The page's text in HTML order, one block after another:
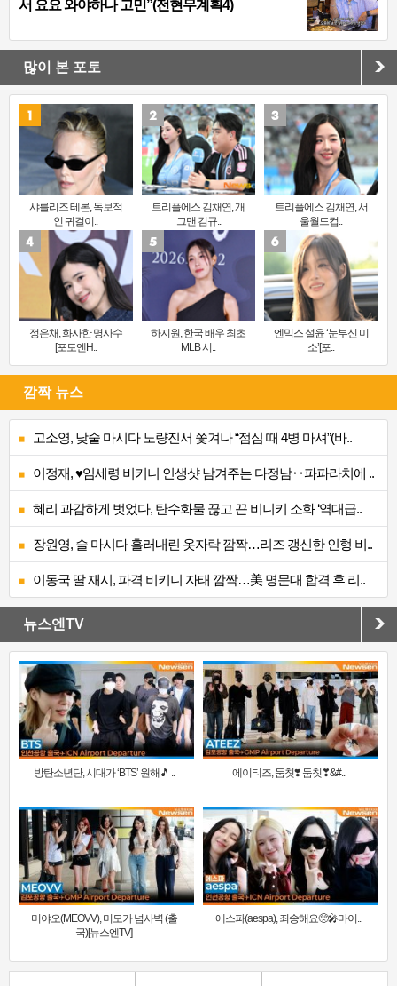
서 요요 와야하나 고민”(전현무계획4)
많이 본 포토
샤를리즈 테론, 독보적
인 귀걸이..
트리플에스 김채연, 개
그맨 김규..
트리플에스 김채연, 서
울월드컵..
정은채, 화사한 명사수
[포토엔H..
하지원, 한국 배우 최초
MLB 시..
엔믹스 설윤 ‘눈부신 미
소’[포..
깜짝 뉴스
고소영, 낮술 마시다 노량진서 쫓겨나 “점심 때 4병 마셔”(바..
이정재, ♥임세령 비키니 인생샷 남겨주는 다정남‥파파라치에 ..
혜리 과감하게 벗었다, 탄수화물 끊고 끈 비니키 소화 ‘역대급..
장원영, 술 마시다 흘러내린 옷자락 깜짝…리즈 갱신한 인형 비..
이동국 딸 재시, 파격 비키니 자태 깜짝…美 명문대 합격 후 리..
뉴스엔TV
방탄소년단, 시대가 ‘BTS’ 원해🎵 .. 에이티즈, 둠칫❣️ 둠칫❣&#..
미야오(MEOVV), 미모가 넘사벽 (출
국)[뉴스엔TV]
에스파(aespa), 죄송해요🥺🎤마이..